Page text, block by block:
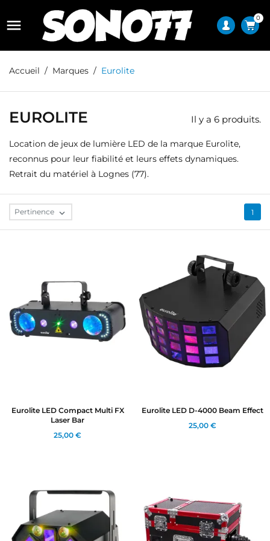
 0
Accueil Marques Eurolite
EUROLITE Il y a 6 produits.
Location de jeux de lumière LED de la marque Eurolite,
reconnus pour leur fiabilité et leurs effets dynamiques.
Retrait du matériel à Lognes (77).
Pertinence  1
Eurolite LED Compact Multi FX
Laser Bar
25,00 €
Eurolite LED D-4000 Beam Effect
25,00 €